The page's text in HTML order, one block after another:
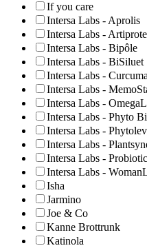
If you care
Intersa Labs - Aprolis
Intersa Labs -
Intersa Labs - Bipôle
Intersa Labs - BiSiluet
Intersa Labs -
Intersa Labs -
Intersa Labs -
Intersa Labs - Phyto
Intersa Labs -
Intersa Labs -
Intersa Labs -
Intersa Labs -
Isha
Jarmino
Joe & Co
Kanne Brottrunk
Katinola